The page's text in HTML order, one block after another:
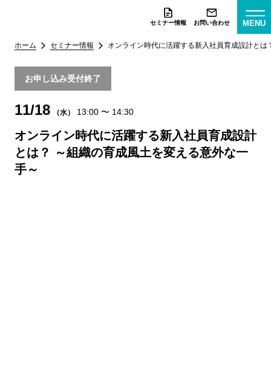
セミナー情報 お問い合わせ MENU
ホーム セミナー情報 オンライン時代に活躍する新入社員育成設計と
お申し込み受付終了
11/18 （水） 13:00 〜 14:30
オンライン時代に活躍する新入社員育成設計
とは？ ～組織の育成風土を変える意外な一
手～